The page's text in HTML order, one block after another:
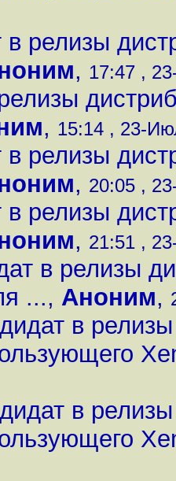
в релизы
, 17:47 ,
, 15:14 , 23-
в релизы
, 20:05 ,
в релизы
, 21:51 ,
в релизы
..., Аноним,
в
в